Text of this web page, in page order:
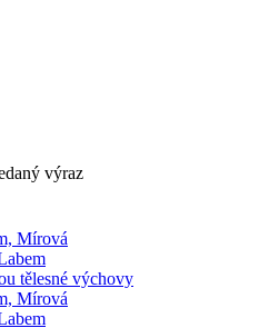
výraz
tělesné výchovy